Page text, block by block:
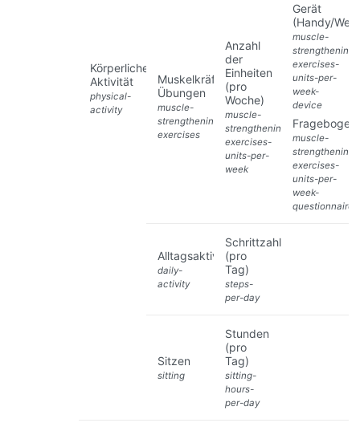
Körperliche
Aktivität
physical-
activity
Muskelkräftigende
Übungen
muscle-
strengthening-
exercises
Anzahl
der
Einheiten
(pro
Woche)
muscle-
strengthening-
exercises-
units-per-
week
Gerät
(Handy/
muscle-
strengthening-
exercises-
units-per-
week-
device
Fragebogen
muscle-
strengthening-
exercises-
units-per-
week-
questionnaire
Alltagsaktivität
daily-
activity
Schrittzahl
(pro
Tag)
steps-
per-day
Sitzen
sitting
Stunden
(pro
Tag)
sitting-
hours-
per-day